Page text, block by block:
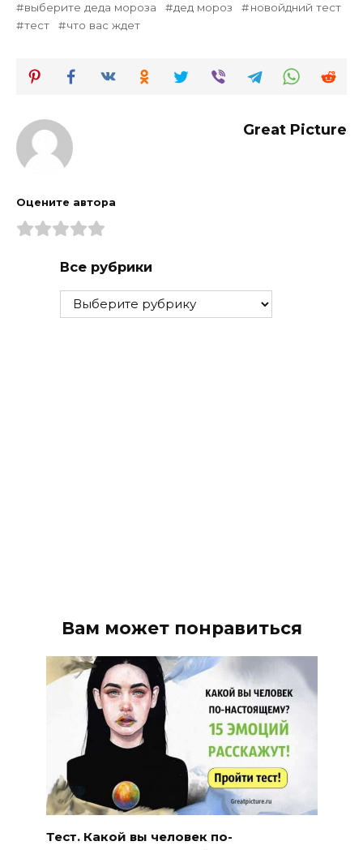
выберите деда мороза дед мороз
новойдний тест
тест
что вас ждет
Great Picture
Оцените автора
Все рубрики
Все
рубрики
Вам может понравиться
Тест. Какой вы человек по-